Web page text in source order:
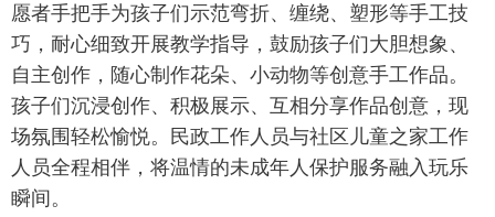
愿者手把手为孩子们示范弯折、缠绕、塑形等手工技
巧，耐心细致开展教学指导，鼓励孩子们大胆想象、
自主创作，随心制作花朵、小动物等创意手工作品。
孩子们沉浸创作、积极展示、互相分享作品创意，现
场氛围轻松愉悦。民政工作人员与社区儿童之家工作
人员全程相伴，将温情的未成年人保护服务融入玩乐
瞬间。